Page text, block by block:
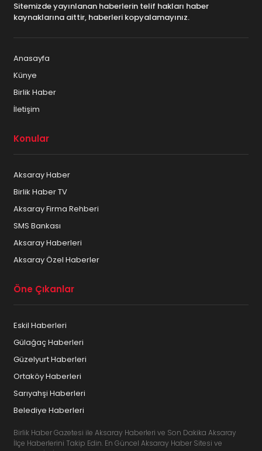
Sitemizde yayınlanan haberlerin telif hakları haber
kaynaklarına aittir, haberleri kopyalamayınız.
Anasayfa
Künye
Birlik Haber
İletişim
Konular
Aksaray Haber
Birlik Haber TV
Aksaray Firma Rehberi
SMS Bankası
Aksaray Haberleri
Aksaray Özel Haberler
Öne Çıkanlar
Eskil Haberleri
Gülağaç Haberleri
Güzelyurt Haberleri
Ortaköy Haberleri
Sarıyahşi Haberleri
Belediye Haberleri
Birlik Haber Gazetesi ile Aksaray Haberleri ve Son Dakika Aksaray
İlçe Haberlerini Takip Edin. En Güncel Aksaray Haber Sitesi ve